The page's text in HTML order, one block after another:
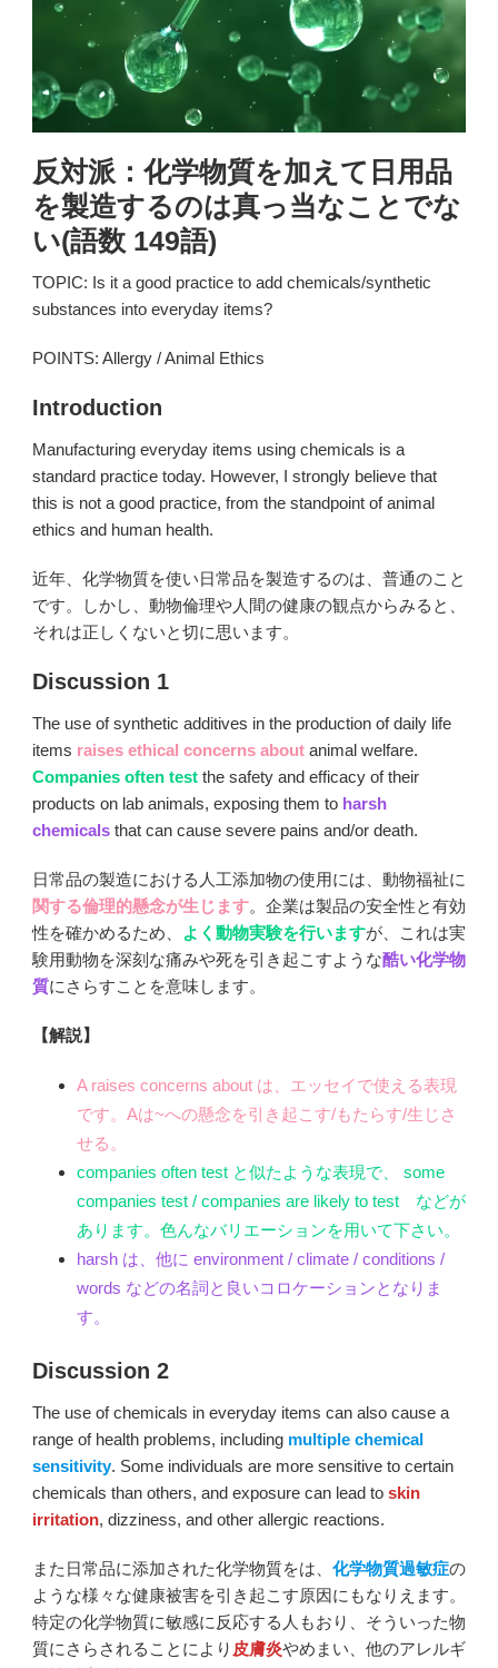
反対派：化学物質を加えて日用品
を製造するのは真っ当なことでな
い(語数 149語)
TOPIC: Is it a good practice to add chemicals/synthetic
substances into everyday items?
POINTS: Allergy / Animal Ethics
Introduction
Manufacturing everyday items using chemicals is a
standard practice today. However, I strongly believe that
this is not a good practice, from the standpoint of animal
ethics and human health.
近年、化学物質を使い日常品を製造するのは、普通のこと
です。しかし、動物倫理や人間の健康の観点からみると、
それは正しくないと切に思います。
Discussion 1
The use of synthetic additives in the production of daily life
items raises ethical concerns about animal welfare.
Companies often test the safety and efficacy of their
products on lab animals, exposing them to harsh
chemicals that can cause severe pains and/or death.
日常品の製造における人工添加物の使用には、動物福祉に
関する倫理的懸念が生じます。企業は製品の安全性と有効
性を確かめるため、
よく動物実験を行いますが、これは実
験用動物を深刻な痛みや死を引き起こすような酷い化学物
質にさらすことを意味します。
【解説】
A raises concerns about は、エッセイで使える表現
です。Aは~への懸念を引き起こす/もたらす/生じさ
せる。
companies often test と似たような表現で、 some
companies test / companies are likely to test などが
あります。色んなバリエーションを用いて下さい。
harsh は、他に environment / climate / conditions /
words などの名詞と良いコロケーションとなりま
す。
Discussion 2
The use of chemicals in everyday items can also cause a
range of health problems, including multiple chemical
sensitivity. Some individuals are more sensitive to certain
chemicals than others, and exposure can lead to skin
irritation, dizziness, and other allergic reactions.
また日常品に添加された化学物質をは、 化学物質過敏症の
ような様々な健康被害を引き起こす原因にもなりえます。
特定の化学物質に敏感に反応する人もおり、そういった物
質にさらされることにより 皮膚炎やめまい、他のアレルギ